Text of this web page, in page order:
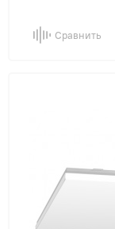
Сравнить